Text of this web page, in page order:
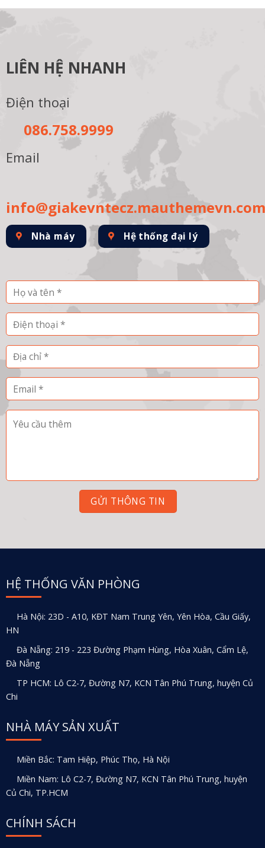
LIÊN HỆ NHANH
Điện thoại
086.758.9999
Email
info@giakevntecz.mauthemevn.com
Nhà máy Hệ thống đại lý
HỆ THỐNG VĂN PHÒNG
Hà Nội: 23D - A10, KĐT Nam Trung Yên, Yên Hòa, Cầu Giấy,
HN
Đà Nẵng: 219 - 223 Đường Phạm Hùng, Hòa Xuân, Cẩm Lệ,
Đà Nẵng
TP HCM: Lô C2-7, Đường N7, KCN Tân Phú Trung, huyện Củ
Chi
NHÀ MÁY SẢN XUẤT
Miền Bắc: Tam Hiệp, Phúc Thọ, Hà Nội
Miền Nam: Lô C2-7, Đường N7, KCN Tân Phú Trung, huyện
Củ Chi, TP.HCM
CHÍNH SÁCH